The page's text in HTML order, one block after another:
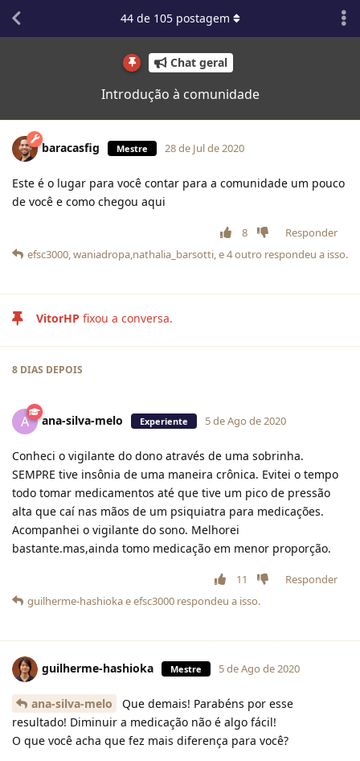
Chat geral
Introdução à comunidade
44de 105postagem
baracasfig Mestre 28 de Jul de 2020
Este é o lugar para você contar para a comunidade um pouco
de você e como chegou aqui
8
Responder
efsc3000,waniadropa,nathalia_barsotti, e4outro respondeu a isso.
VitorHP fixou a conversa.
8 DIAS DEPOIS
A ana-silva-melo Experiente 5 de Ago de 2020
Conheci o vigilante do dono através de uma sobrinha.
SEMPRE tive insônia de uma maneira crônica. Evitei o tempo
todo tomar medicamentos até que tive um pico de pressão
alta que caí nas mãos de um psiquiatra para medicações.
Acompanhei o vigilante do sono. Melhorei
bastante.mas,ainda tomo medicação em menor proporção.
11
Responder
guilherme-hashiokaeefsc3000 respondeu a isso.
guilherme-hashioka Mestre 5 de Ago de 2020
ana-silva-melo
Que demais! Parabéns por esse
resultado! Diminuir a medicação não é algo fácil!
O que você acha que fez mais diferença para você?